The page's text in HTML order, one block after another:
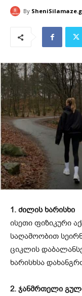
By
1. ძილის ხარისხი
ისეთი ფიზიკური
საღამოობით
ციკლის
ხარისხსა და
2. ჯანმრთელი